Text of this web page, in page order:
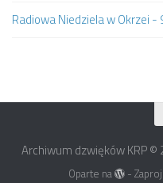
Radiowa Niedziela w Okrzei -
Archiwum dzwięków KRP
Oparte na -